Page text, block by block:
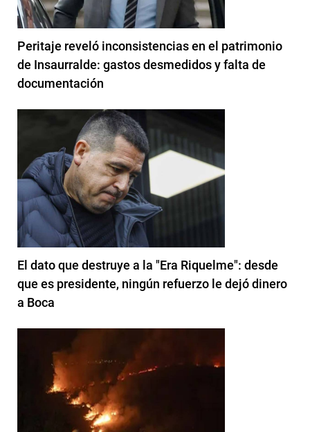
Peritaje reveló inconsistencias en el patrimonio
de Insaurralde: gastos desmedidos y falta de
documentación
El dato que destruye a la "Era Riquelme": desde
que es presidente, ningún refuerzo le dejó dinero
a Boca